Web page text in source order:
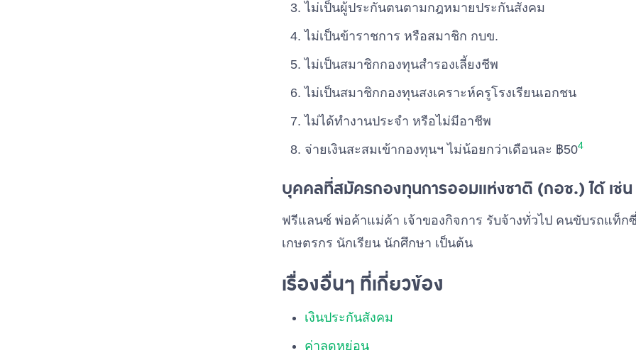
ไม่เป็นผู้ประกันตนตามกฎหมายประกันสังคม
ไม่เป็นข้าราชการ หรือสมาชิก กบข.
ไม่เป็นสมาชิกกองทุนสำรองเลี้ยงชีพ
ไม่เป็นสมาชิกกองทุนสงเคราะห์ครูโรงเรียนเอกชน
ไม่ได้ทำงานประจำ หรือไม่มีอาชีพ
จ่ายเงินสะสมเข้ากองทุนฯ ไม่น้อยกว่าเดือนละ ฿504
บุคคลที่สมัครกองทุนการออมแห่งชาติ (กอช.) ได้ เช่น
ฟรีแลนซ์ พ่อค้าแม่ค้า เจ้าของกิจการ รับจ้างทั่วไป คนขับรถแท็ก
เกษตรกร นักเรียน นักศึกษา เป็นต้น
เรื่องอื่นๆ ที่เกี่ยวข้อง
เงินประกันสังคม
ค่าลดหย่อน